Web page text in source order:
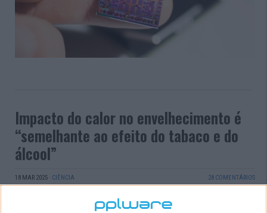
Impacto do calor no envelhecimento é
“semelhante ao efeito do tabaco e do
álcool”
18 MAR 2025 · CIÊNCIA 28 COMENTÁRIOS
Com um impacto “semelhante ao efeito do tabaco e